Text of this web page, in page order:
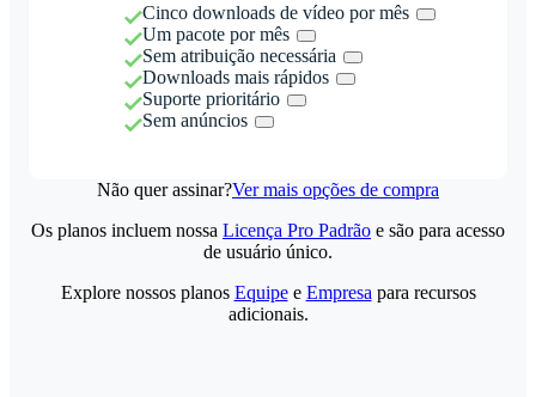
Cinco downloads de vídeo por mês
Um pacote por mês
Sem atribuição necessária
Downloads mais rápidos
Suporte prioritário
Sem anúncios
Não quer assinar?Ver mais opções de compra
Os planos incluem nossa Licença Pro Padrão e são para acesso
de usuário único.
Explore nossos planos Equipee Empresa para recursos
adicionais.